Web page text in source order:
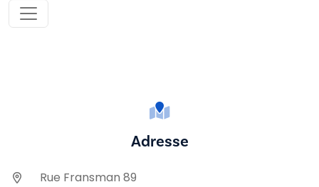
Adresse
Rue Fransman 89